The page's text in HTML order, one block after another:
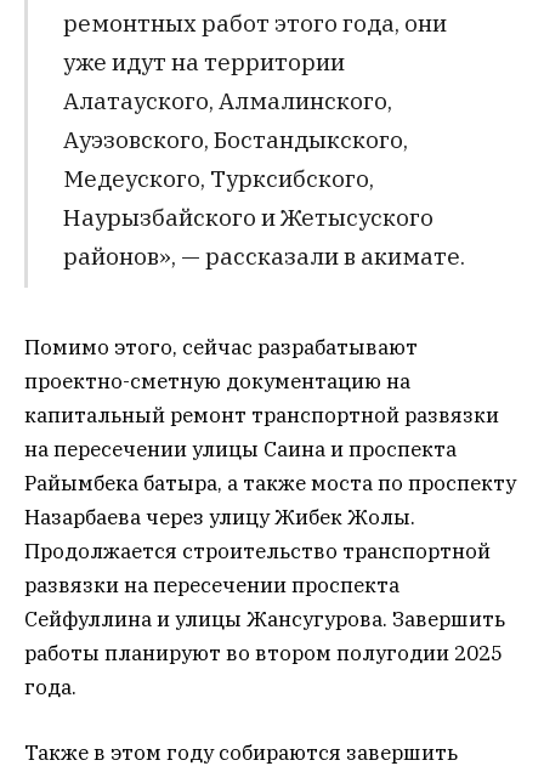
ремонтных работ этого года, они
уже идут на территории
Алатауского, Алмалинского,
Ауэзовского, Бостандыкского,
Медеуского, Турксибского,
Наурызбайского и Жетысуского
районов», — рассказали в акимате.
Помимо этого, сейчас разрабатывают
проектно-сметную документацию на
капитальный ремонт транспортной развязки
на пересечении улицы Саина и проспекта
Райымбека батыра, а также моста по проспекту
Назарбаева через улицу Жибек Жолы.
Продолжается строительство транспортной
развязки на пересечении проспекта
Сейфуллина и улицы Жансугурова. Завершить
работы планируют во втором полугодии 2025
года.
Также в этом году собираются завершить